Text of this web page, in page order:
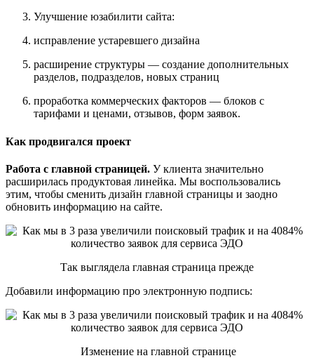
Улучшение юзабилити сайта:
исправление устаревшего дизайна
расширение структуры — создание дополнительных
разделов, подразделов, новых страниц
проработка коммерческих факторов — блоков с
тарифами и ценами, отзывов, форм заявок.
Как продвигался проект
Работа с главной страницей. У клиента значительно
расширилась продуктовая линейка. Мы воспользовались
этим, чтобы сменить дизайн главной страницы и заодно
обновить информацию на сайте.
Так выглядела главная страница прежде
Добавили информацию про электронную подпись:
Изменение на главной странице